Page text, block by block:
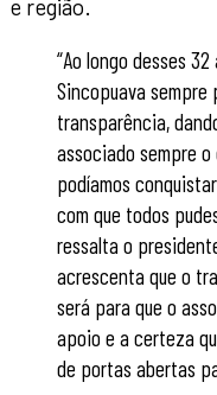
e região.
“Ao longo desses 32
Sincopuava sempre
transparência,
associado sempre o
podíamos
com que todos
ressalta o
acrescenta que o
será para que o
apoio e a certeza
de portas abertas